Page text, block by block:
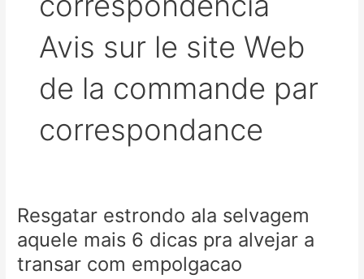
Avis sur le site Web
de la commande par
correspondance
Resgatar estrondo ala selvagem
aquele mais 6 dicas pra alvejar a
transar com empolgacao
Resgatar
estrondo
ala
selvagem